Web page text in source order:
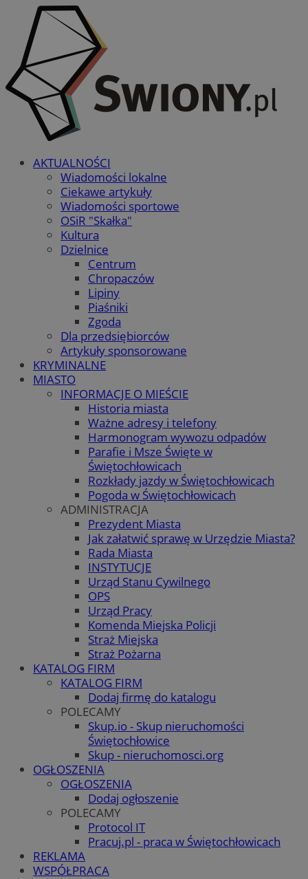
AKTUALNOŚCI
Wiadomości lokalne
Ciekawe artykuły
Wiadomości sportowe
OSiR "Skałka"
Kultura
Dzielnice
Centrum
Chropaczów
Lipiny
Piaśniki
Zgoda
Dla przedsiębiorców
Artykuły sponsorowane
KRYMINALNE
MIASTO
INFORMACJE O MIEŚCIE
Historia miasta
Ważne adresy i telefony
Harmonogram wywozu odpadów
Parafie i Msze Święte w
Świętochłowicach
Rozkłady jazdy w Świętochłowicach
Pogoda w Świętochłowicach
ADMINISTRACJA
Prezydent Miasta
Jak załatwić sprawę w Urzędzie Miasta?
Rada Miasta
INSTYTUCJE
Urząd Stanu Cywilnego
OPS
Urząd Pracy
Komenda Miejska Policji
Straż Miejska
Straż Pożarna
KATALOG FIRM
KATALOG FIRM
Dodaj firmę do katalogu
POLECAMY
Skup.io - Skup nieruchomości
Świętochłowice
Skup - nieruchomosci.org
OGŁOSZENIA
OGŁOSZENIA
Dodaj ogłoszenie
POLECAMY
Protocol IT
Pracuj.pl - praca w Świętochłowicach
REKLAMA
WSPÓŁPRACA